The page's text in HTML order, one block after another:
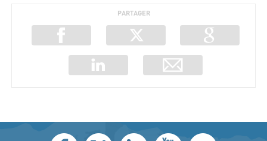
PARTAGER